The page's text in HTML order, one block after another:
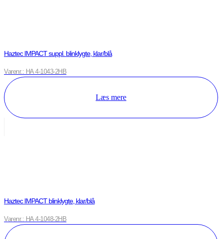
Haztec IMPACT suppl. blinklygte, klar/blå
Varenr.: HA 4-1043-2HB
Læs mere
Haztec IMPACT blinklygte, klar/blå
Varenr.: HA 4-1048-2HB